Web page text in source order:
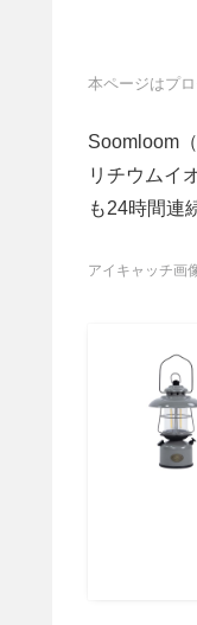
本ページはプ
Soomloom
リチウムイ
も24時間連
アイキャッチ画